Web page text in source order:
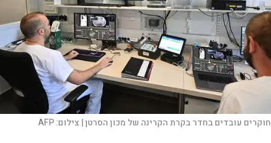
חוקרים עובדים בחדר בקרת הקרינה של מכון הסרטן | צילום:AFP